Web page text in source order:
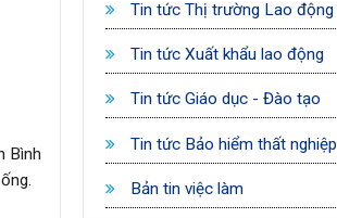
Bình
Tin tức Thị trường Lao động
Tin tức Xuất khẩu lao động
Tin tức Giáo dục - Đào tạo
Tin tức Bảo hiểm thất nghiệp
Bản tin việc làm